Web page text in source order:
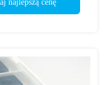
najlepszą cenę